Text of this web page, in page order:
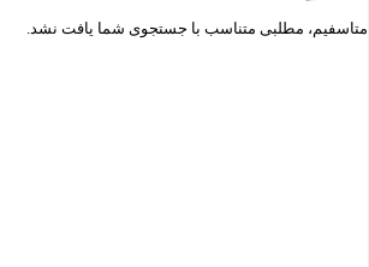
متاسفیم، مطلبی متناسب با جستجوی شما یافت نشد.